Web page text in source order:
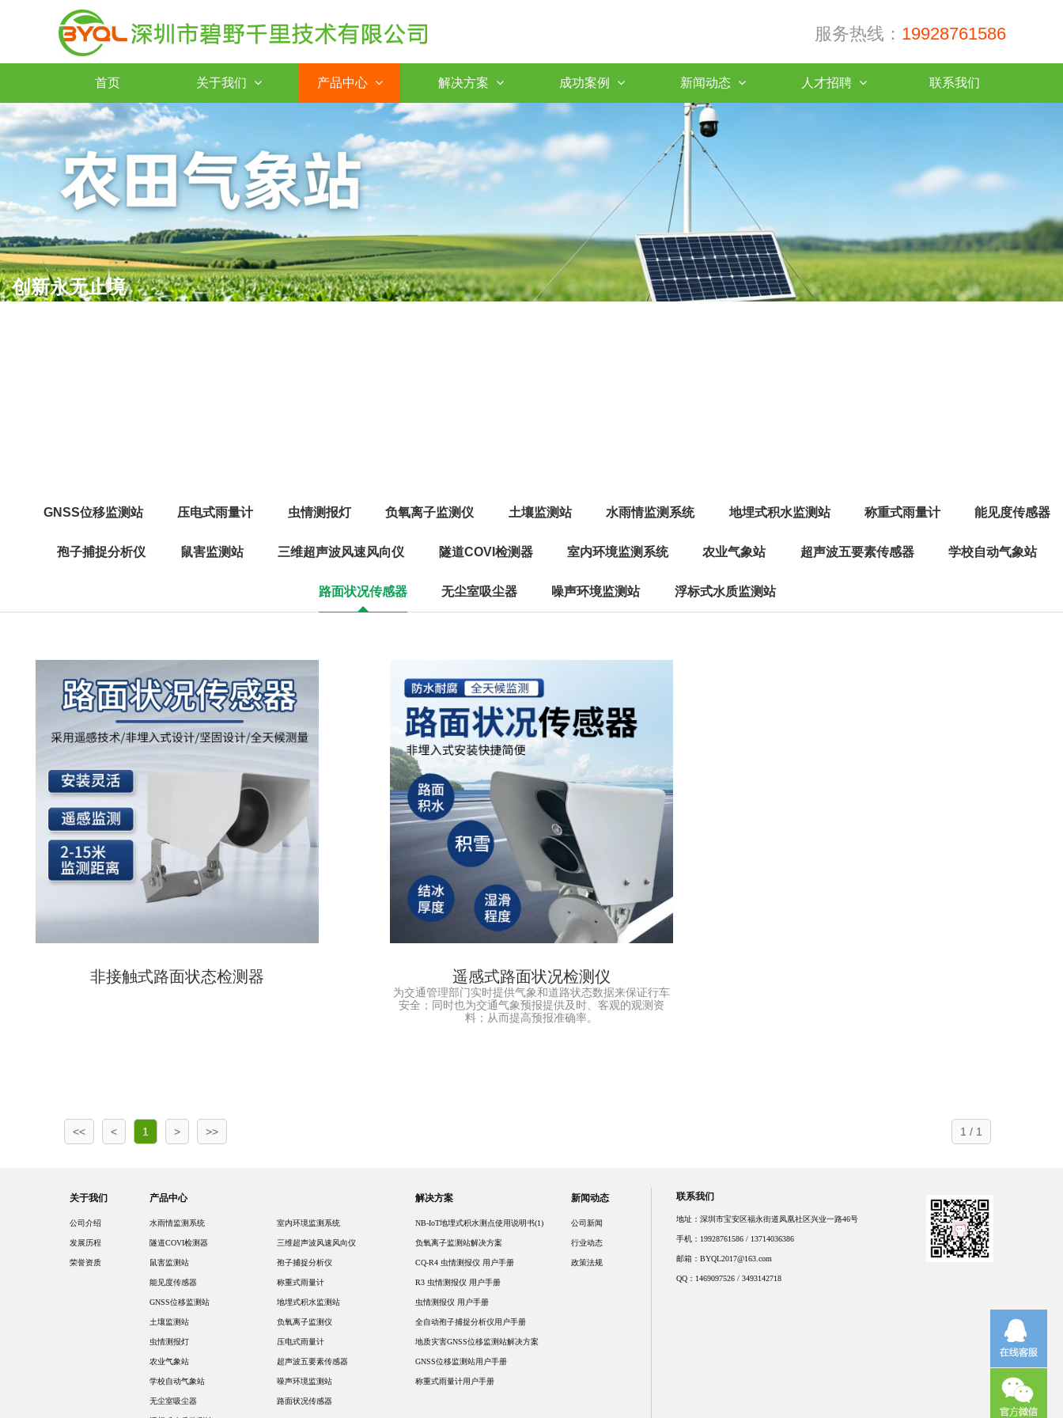
服务热线： 19928761586
首页 关于我们 产品中心 解决方案 成功案例 新闻动态 人才招聘 联系我们
创新永无止境
Innovation never ends
GNSS位移监测站 压电式雨量计 虫情测报灯 负氧离子监测仪 土壤监测站 水雨情监测系统 地埋式积水监测站 称重式雨量计 能见度传感器
孢子捕捉分析仪 鼠害监测站 三维超声波风速风向仪 隧道COVI检测器 室内环境监测系统 农业气象站 超声波五要素传感器 学校自动气象站
路面状况传感器 无尘室吸尘器 噪声环境监测站 浮标式水质监测站
非接触式路面状态检测器 遥感式路面状况检测仪
为交通管理部门实时提供气象和道路状态数据来保证行车
安全；同时也为交通气象预报提供及时、客观的观测资
料；从而提高预报准确率。
1 / 1
<< < 1 > >>
联系我们
地址：深圳市宝安区福永街道凤凰社区兴业一路46号
手机：19928761586 / 13714036386
邮箱：BYQL2017@163.com
QQ：1469097526 / 3493142718
关于我们
公司介绍
发展历程
荣誉资质
产品中心
水雨情监测系统 室内环境监测系统
隧道COVI检测器 三维超声波风速风向仪
鼠害监测站 孢子捕捉分析仪
能见度传感器 称重式雨量计
GNSS位移监测站 地埋式积水监测站
土壤监测站 负氧离子监测仪
虫情测报灯 压电式雨量计
农业气象站 超声波五要素传感器
学校自动气象站 噪声环境监测站
无尘室吸尘器 路面状况传感器
解决方案
NB-IoT地埋式积水测点使用说明书(1)
负氧离子监测站解决方案
CQ-R4 虫情测报仪 用户手册
R3 虫情测报仪 用户手册
虫情测报仪 用户手册
全自动孢子捕捉分析仪用户手册
地质灾害GNSS位移监测站解决方案
GNSS位移监测站用户手册
称重式雨量计用户手册
新闻动态
公司新闻
行业动态
政策法规